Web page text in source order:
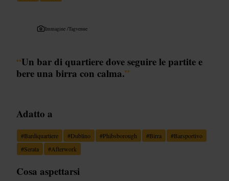
Immagine /Tagvenue
“Un bar di quartiere dove seguire le partite e
bere una birra con calma.”
Adatto a
#Bardiquartiere #Dublino #Phibsborough #Birra #Barsportivo
#Serata #Afterwork
Cosa aspettarsi